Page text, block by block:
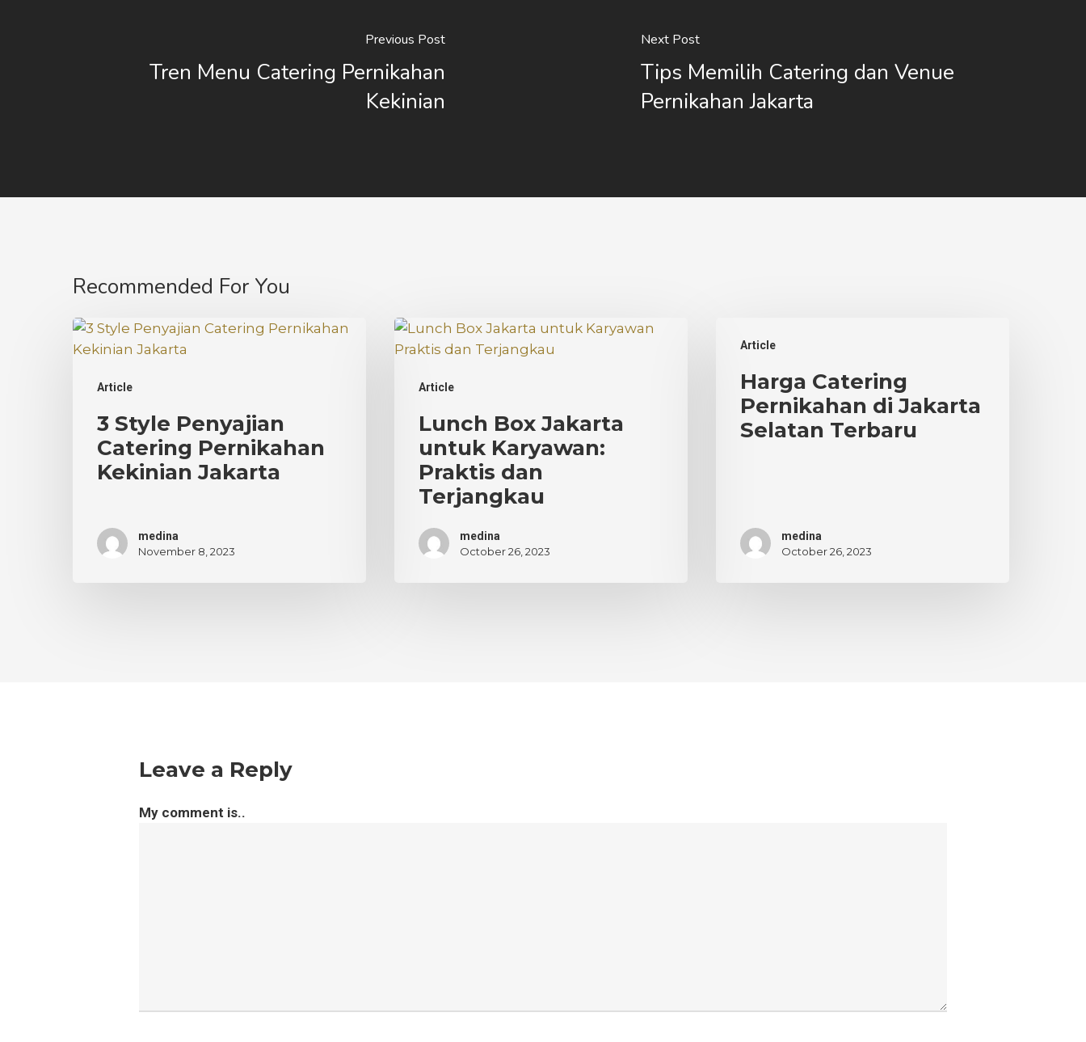
Previous Post
Tren Menu Catering Pernikahan
Kekinian
Next Post
Tips Memilih Catering dan Venue
Pernikahan Jakarta
Recommended For You
Article
3
Style
Catering
Kekinian
Jakarta
3 Style Penyajian
Catering Pernikahan
Kekinian Jakarta
medina
November 8, 2023
Article
Lunch
Box
untuk
Praktis
dan
Terjangkau
Lunch Box Jakarta
untuk Karyawan:
Praktis dan
Terjangkau
medina
October 26, 2023
Article
Catering
Jakarta
Selatan
Harga Catering
Pernikahan di Jakarta
Selatan Terbaru
medina
October 26, 2023
Leave a Reply
My comment is..